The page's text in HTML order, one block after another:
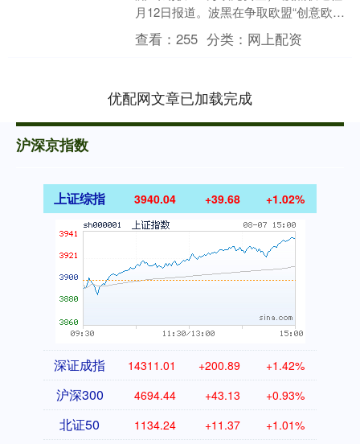
月12日报道。波黑在争取欧盟“创意欧
洲”（Creative Europe）计划资金方....
查看：255 分类： 网上配资
优配网文章已加载完成
沪深京指数
上证综指 3940.04 +39.68 +1.02%
深证成指 14311.01 +200.89 +1.42%
沪深300 4694.44 +43.13 +0.93%
北证50 1134.24 +11.37 +1.01%